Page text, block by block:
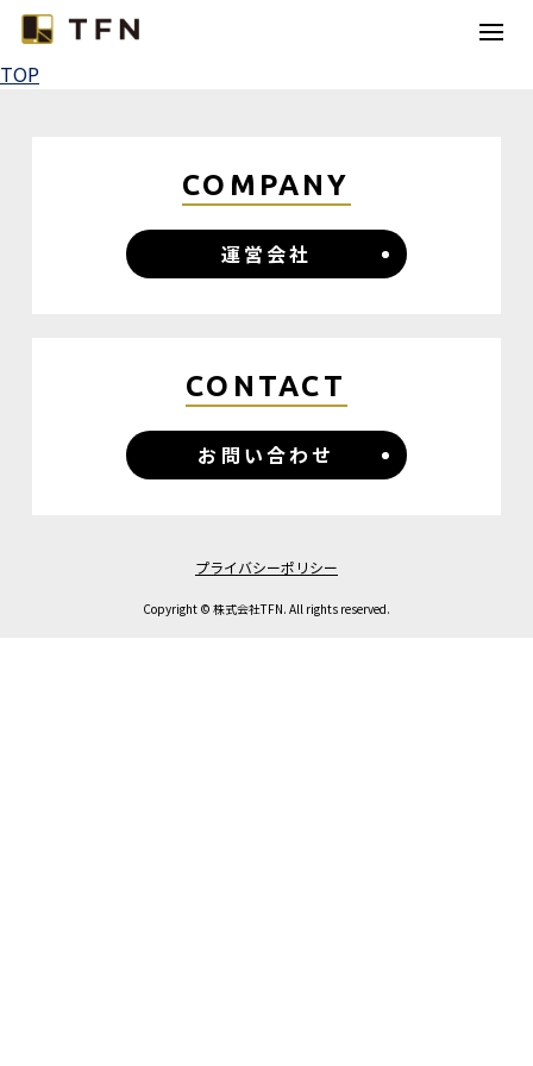
コラボレーション
カテゴリー
TOP
COMPANY
運営会社
CONTACT
お問い合わせ
プライバシーポリシー
Copyright © 株式会社TFN. All rights reserved.